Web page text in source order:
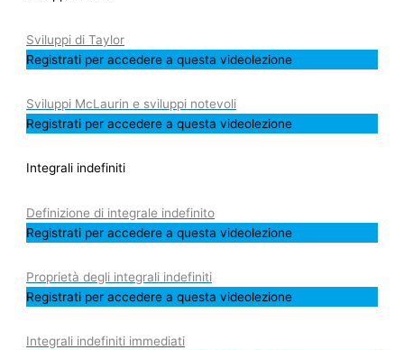
Sviluppi di Taylor
Registrati per accedere a questa videolezione
Sviluppi McLaurin e sviluppi notevoli
Registrati per accedere a questa videolezione
Integrali indefiniti
Definizione di integrale indefinito
Registrati per accedere a questa videolezione
Proprietà degli integrali indefiniti
Registrati per accedere a questa videolezione
Integrali indefiniti immediati